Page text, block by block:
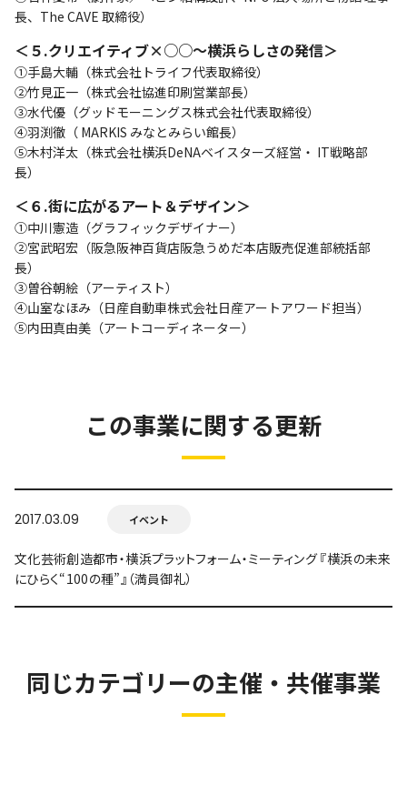
長、The CAVE 取締役）
＜５.クリエイティブ×○○～横浜らしさの発信＞
①手島大輔（株式会社トライフ代表取締役）
②竹見正一（株式会社協進印刷営業部長）
③水代優（グッドモーニングス株式会社代表取締役）
④羽渕徹（ MARKIS みなとみらい館長）
⑤木村洋太（株式会社横浜DeNAベイスターズ経営・ IT戦略部
長）
＜６.街に広がるアート＆デザイン＞
①中川憲造（グラフィックデザイナー）
②宮武昭宏（阪急阪神百貨店阪急うめだ本店販売促進部統括部
長）
③曽谷朝絵（アーティスト）
④山室なほみ（日産自動車株式会社日産アートアワード担当）
⑤内田真由美（アートコーディネーター）
この事業に関する更新
2017.03.09 イベント
文化芸術創造都市・横浜プラットフォーム・ミーティング 『横浜の未来
にひらく“100の種”』（満員御礼）
同じカテゴリーの主催・共催事業